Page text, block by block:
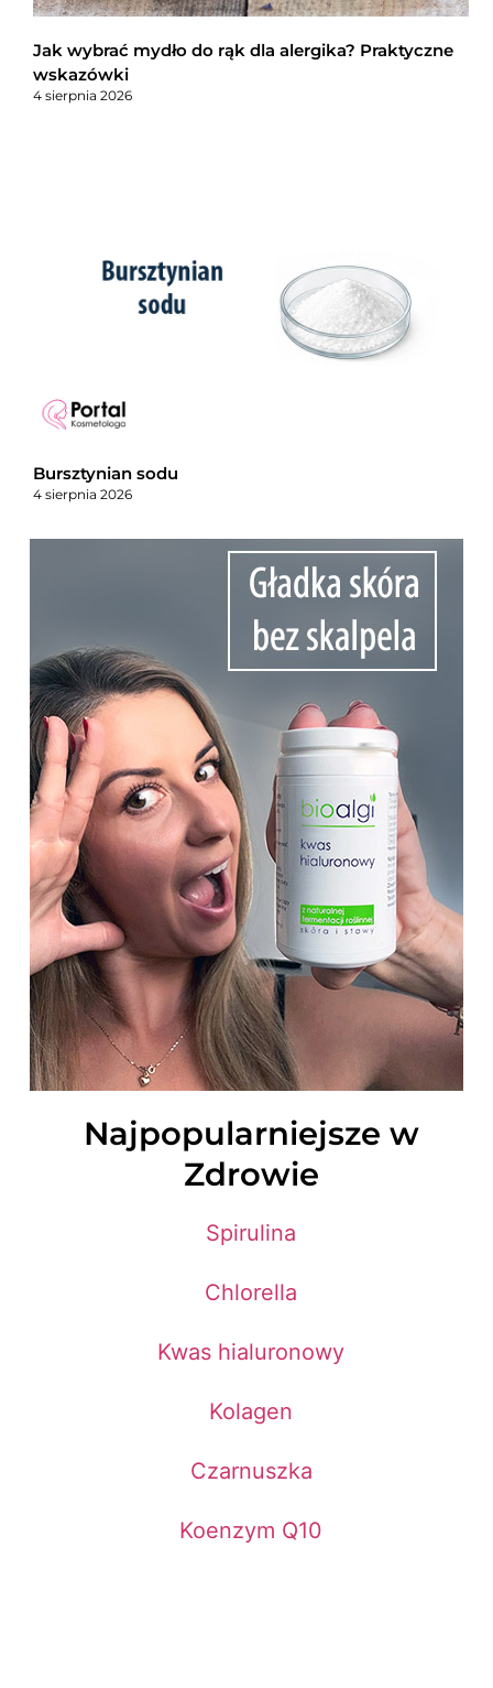
Jak wybrać mydło do rąk dla alergika? Praktyczne
wskazówki
4 sierpnia 2026
Bursztynian sodu
4 sierpnia 2026
Najpopularniejsze w
Zdrowie
Spirulina
Chlorella
Kwas hialuronowy
Kolagen
Czarnuszka
Koenzym Q10